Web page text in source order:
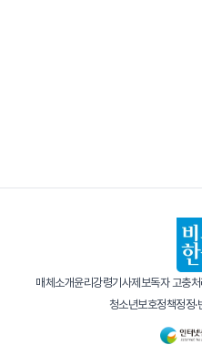
매체소개윤리강령기사제보독자 고충처
청소년보호정책정정·